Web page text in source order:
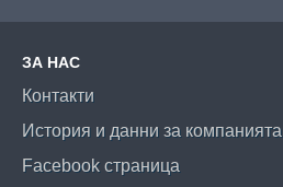
ЗА НАС
Контакти
История и данни за компанията
Facebook страница